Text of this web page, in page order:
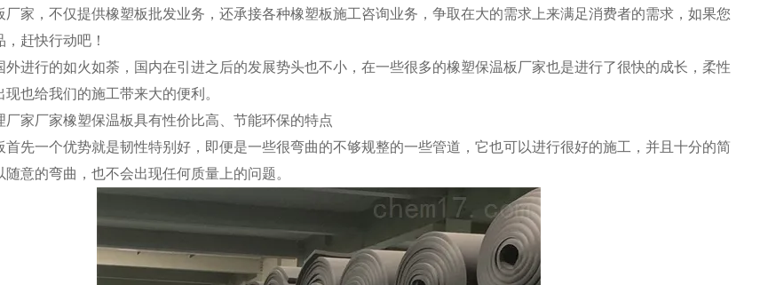
厂家，不仅提供橡塑板批发业务，还承接各种橡塑板施工咨询业务，争取在大的需求上来满足消费者的需求，如果您
赶快行动吧！
外进行的如火如荼，国内在引进之后的发展势头也不小，在一些很多的橡塑保温板厂家也是进行了很快的成长，柔性
也给我们的施工带来大的便利。
厂家厂家橡塑保温板具有性价比高、节能环保的特点
首先一个优势就是韧性特别好，即便是一些很弯曲的不够规整的一些管道，它也可以进行很好的施工，并且十分的简
意的弯曲，也不会出现任何质量上的问题。